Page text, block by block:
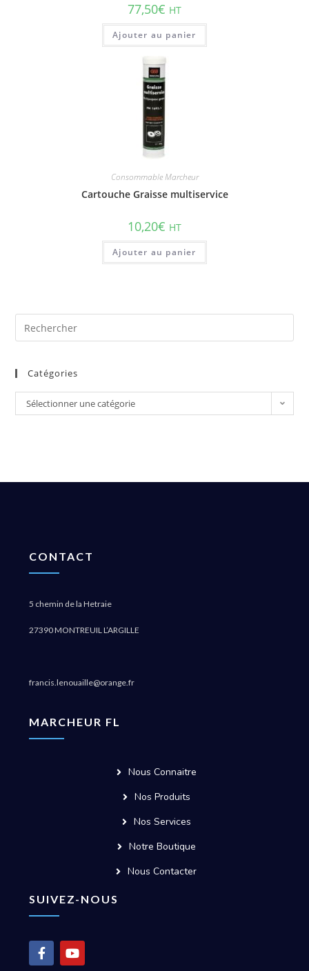
77,50€ HT
Ajouter au panier
Consommable Marcheur
Cartouche Graisse multiservice
10,20€ HT
Ajouter au panier
Catégories
Sélectionner une catégorie
CONTACT
5 chemin de la Hetraie
27390 MONTREUIL L’ARGILLE
francis.lenouaille@orange.fr
MARCHEUR FL
Nous Connaitre
Nos Produits
Nos Services
Notre Boutique
Nous Contacter
SUIVEZ-NOUS